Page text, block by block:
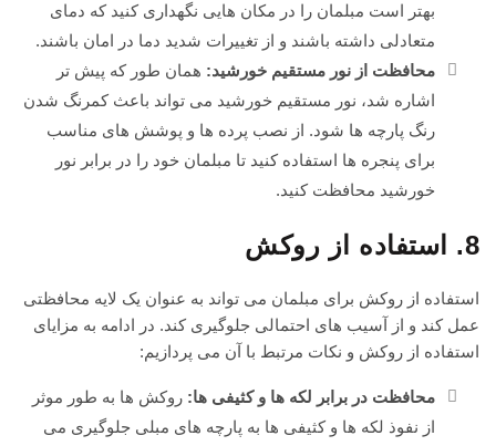
بهتر است مبلمان را در مکان هایی نگهداری کنید که دمای
متعادلی داشته باشند و از تغییرات شدید دما در امان باشند.
محافظت از نور مستقیم خورشید: همان طور که پیش تر
اشاره شد، نور مستقیم خورشید می تواند باعث کمرنگ شدن
رنگ پارچه ها شود. از نصب پرده ها و پوشش های مناسب
برای پنجره ها استفاده کنید تا مبلمان خود را در برابر نور
خورشید محافظت کنید.
8. استفاده از روکش
استفاده از روکش برای مبلمان می تواند به عنوان یک لایه محافظتی
عمل کند و از آسیب های احتمالی جلوگیری کند. در ادامه به مزایای
استفاده از روکش و نکات مرتبط با آن می پردازیم:
محافظت در برابر لکه ها و کثیفی ها: روکش ها به طور موثر
از نفوذ لکه ها و کثیفی ها به پارچه های مبلی جلوگیری می